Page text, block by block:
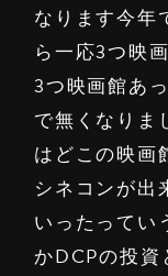
なります今年
ら一応3つ映
3つ映画館あ
で無くなりま
はどこの映画
シネコンが出
いったってい
かDCPの投資